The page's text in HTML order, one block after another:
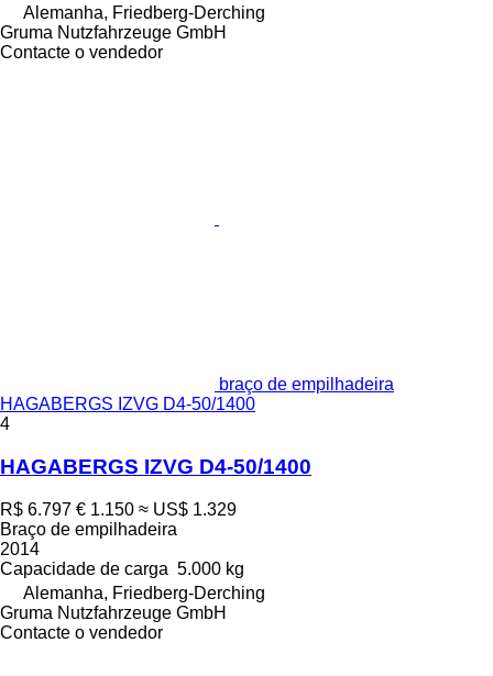
Alemanha, Friedberg-Derching
Gruma Nutzfahrzeuge GmbH
Contacte o vendedor
braço de empilhadeira
HAGABERGS IZVG D4-50/1400
4
HAGABERGS IZVG D4-50/1400
R$ 6.797 € 1.150 ≈ US$ 1.329
Braço de empilhadeira
2014
Capacidade de carga 5.000 kg
Alemanha, Friedberg-Derching
Gruma Nutzfahrzeuge GmbH
Contacte o vendedor